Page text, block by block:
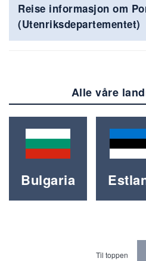
Reise informasjon om
(Utenriksdepartementet)
Alle våre
Bulgaria
Til toppen